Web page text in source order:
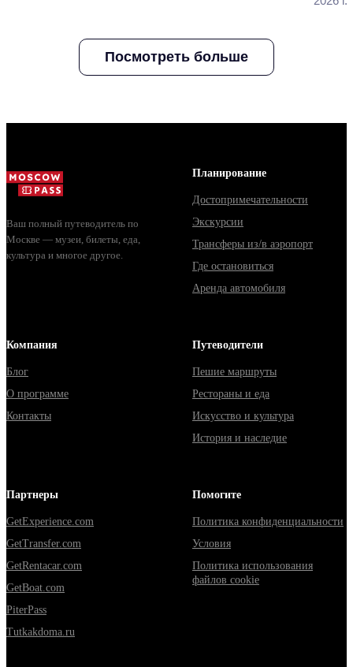
Travel
Посмотреть больше
Ваш полный путеводитель по
Москве — музеи, билеты, еда,
культура и многое другое.
Планирование
Достопримечательности
Экскурсии
Трансферы из/в аэропорт
Где остановиться
Аренда автомобиля
Компания
Блог
О программе
Контакты
Путеводители
Пешие маршруты
Рестораны и еда
Искусство и культура
История и наследие
Партнеры
GetExperience.com
GetTransfer.com
GetRentacar.com
GetBoat.com
PiterPass
Tutkakdoma.ru
Помогите
Политика конфиденциальности
Условия
Политика использования
файлов cookie